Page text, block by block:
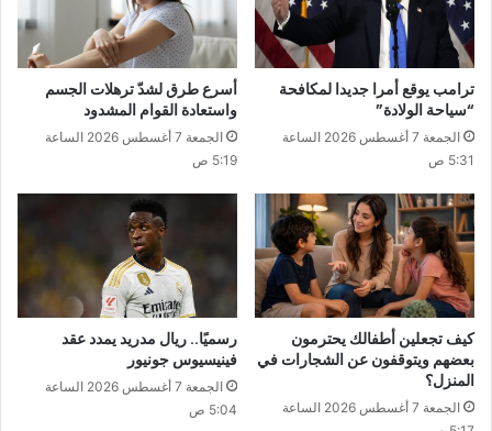
ترامب يوقع أمرا جديدا لمكافحة
“سياحة الولادة”
الجمعة 7 أغسطس 2026 الساعة
5:31 ص
أسرع طرق لشدّ ترهلات الجسم
واستعادة القوام المشدود
الجمعة 7 أغسطس 2026 الساعة
5:19 ص
كيف تجعلين أطفالك يحترمون
بعضهم ويتوقفون عن الشجارات في
المنزل؟
الجمعة 7 أغسطس 2026 الساعة
رسميًا.. ريال مدريد يمدد عقد
فينيسيوس جونيور
الجمعة 7 أغسطس 2026 الساعة
5:04 ص